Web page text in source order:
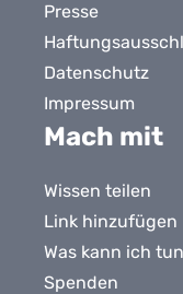
Presse
Datenschutz
Impressum
Mach mit
Wissen teilen
Link hinzufügen
Was kann ich
Spenden